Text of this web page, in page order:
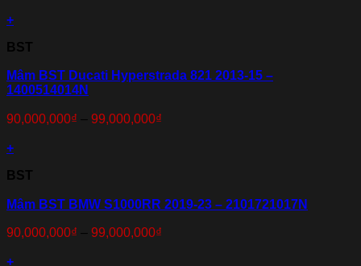
+
BST
Mâm BST Ducati Hyperstrada 821 2013-15 –
1400514014N
90,000,000₫ – 99,000,000₫
+
BST
Mâm BST BMW S1000RR 2019-23 – 2101721017N
90,000,000₫ – 99,000,000₫
+